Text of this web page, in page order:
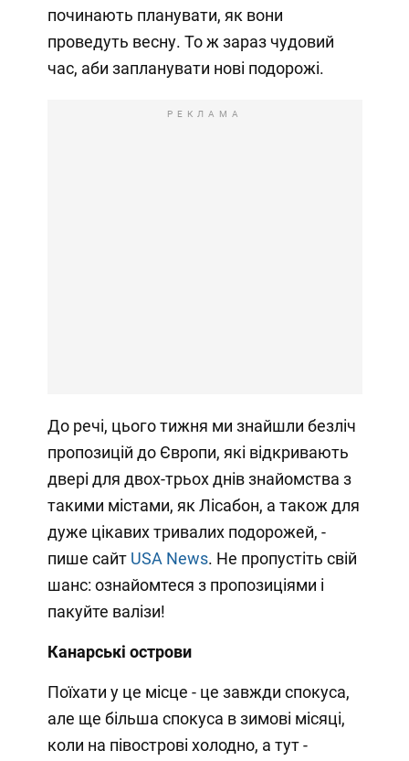
починають планувати, як вони
проведуть весну. То ж зараз чудовий
час, аби запланувати нові подорожі.
РЕКЛАМА
До речі, цього тижня ми знайшли безліч
пропозицій до Європи, які відкривають
двері для двох-трьох днів знайомства з
такими містами, як Лісабон, а також для
дуже цікавих тривалих подорожей, -
пише сайт USA News. Не пропустіть свій
шанс: ознайомтеся з пропозиціями і
пакуйте валізи!
Канарські острови
Поїхати у це місце - це завжди спокуса,
але ще більша спокуса в зимові місяці,
коли на півострові холодно, а тут -